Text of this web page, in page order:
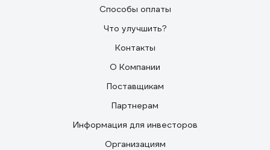
Способы оплаты
Что улучшить?
Контакты
О Компании
Поставщикам
Партнерам
Информация для инвесторов
Организациям